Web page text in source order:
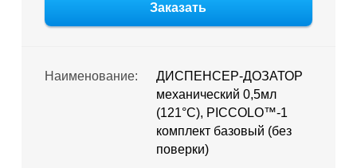
Заказать
Наименование:
ДИСПЕНСЕР-ДОЗАТОР
механический 0,5мл
(121°С), PICCOLO™-1
комплект базовый (без
поверки)